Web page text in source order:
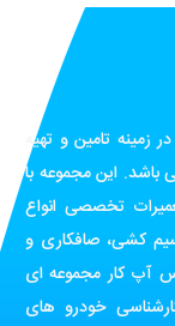
تامین و تهیه
این مجموعه با
تخصصی انواع
کشی، صافکاری و
آپ کار مجموعه ای
خودرو های